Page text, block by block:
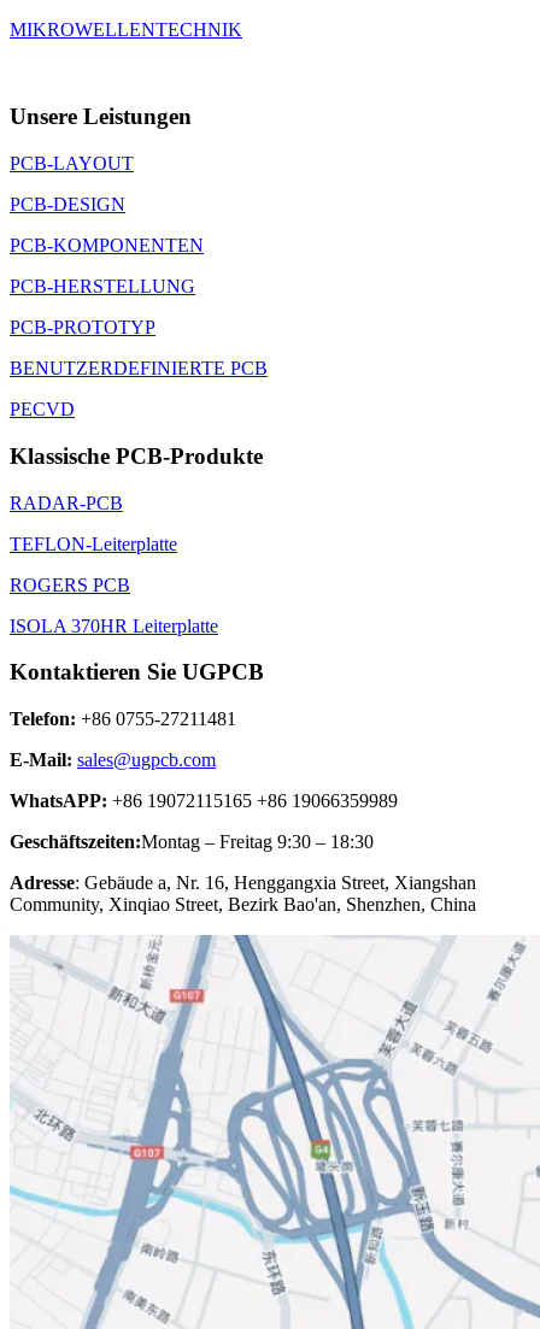
MIKROWELLENTECHNIK
Unsere Leistungen
PCB-LAYOUT
PCB-DESIGN
PCB-KOMPONENTEN
PCB-HERSTELLUNG
PCB-PROTOTYP
BENUTZERDEFINIERTE PCB
PECVD
Klassische PCB-Produkte
RADAR-PCB
TEFLON-Leiterplatte
ROGERS PCB
ISOLA 370HR Leiterplatte
Kontaktieren Sie UGPCB
Telefon: +86 0755-27211481
E-Mail: sales@ugpcb.com
WhatsAPP: +86 19072115165 +86 19066359989
Geschäftszeiten:Montag – Freitag 9:30 – 18:30
Adresse: Gebäude a, Nr. 16, Henggangxia Street, Xiangshan
Community, Xinqiao Street, Bezirk Bao'an, Shenzhen, China